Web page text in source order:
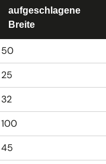
aufgeschlagene
Breite
50
25
32
100
45